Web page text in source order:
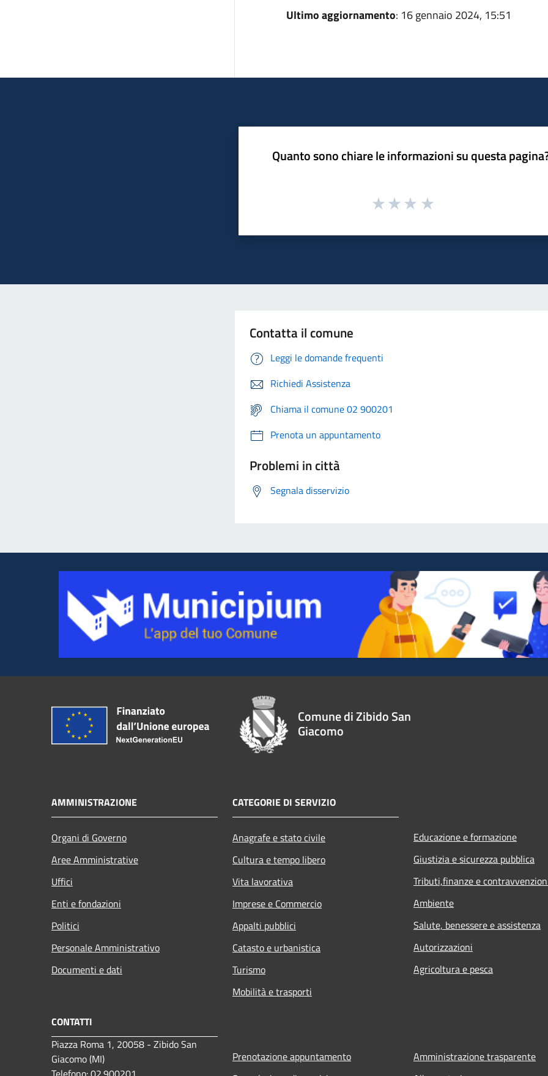
Ultimo aggiornamento: 16 gennaio 2024, 15:51
Quanto sono chiare le informazioni su questa
Contatta il comune
Leggi le domande frequenti
Richiedi Assistenza
Chiama il comune 02 900201
Prenota un appuntamento
Problemi in città
Segnala disservizio
Comune di Zibido San
Giacomo
AMMINISTRAZIONE
Organi di Governo
Aree Amministrative
Uffici
Enti e fondazioni
Politici
Personale Amministrativo
Documenti e dati
CATEGORIE DI SERVIZIO
Anagrafe e stato civile
Cultura e tempo libero
Vita lavorativa
Imprese e Commercio
Appalti pubblici
Catasto e urbanistica
Turismo
Mobilità e trasporti
Educazione e formazione
Giustizia e sicurezza pubblica
Tributi,finanze e
Ambiente
Salute, benessere e assistenza
Autorizzazioni
Agricoltura e pesca
CONTATTI
Piazza Roma 1, 20058 - Zibido San
Giacomo (MI)
Prenotazione appuntamento
Amministrazione trasparente